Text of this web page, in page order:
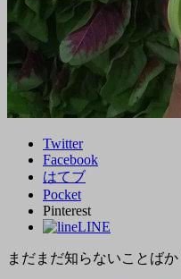
Twitter
Facebook
はてブ
Pocket
Pinterest
LINE
まだまだ知らないことばか